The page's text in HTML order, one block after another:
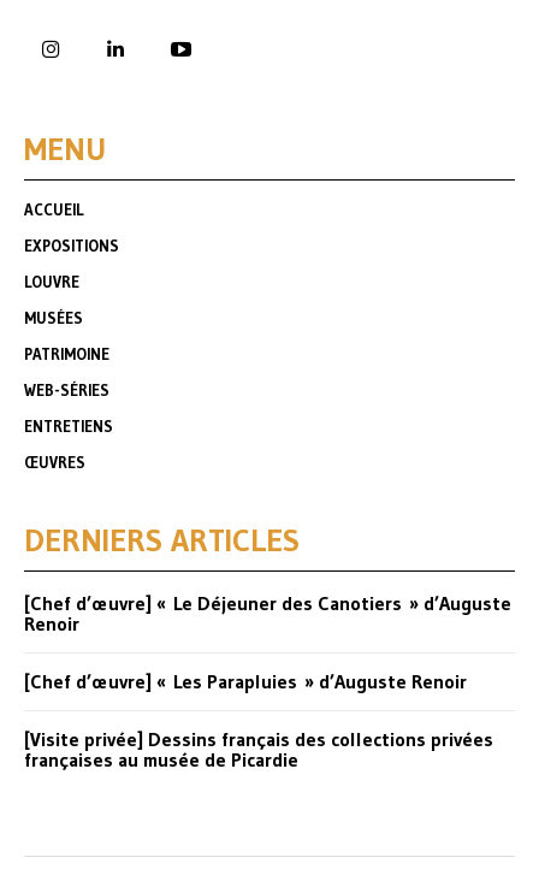
MENU
ACCUEIL
EXPOSITIONS
LOUVRE
MUSÉES
PATRIMOINE
WEB-SÉRIES
ENTRETIENS
ŒUVRES
DERNIERS ARTICLES
[Chef d’œuvre] « Le Déjeuner des Canotiers » d’Auguste
Renoir
[Chef d’œuvre] « Les Parapluies » d’Auguste Renoir
[Visite privée] Dessins français des collections privées
françaises au musée de Picardie